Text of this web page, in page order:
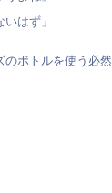
はず」
ボトルを使う必然